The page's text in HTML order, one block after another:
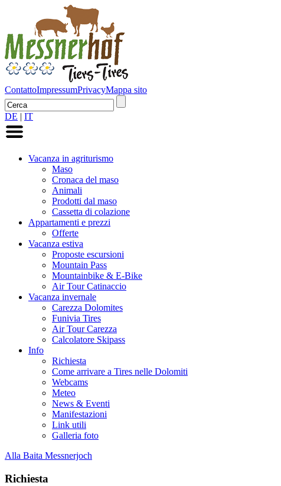
ContattoImpressumPrivacyMappa sito
DE | IT
Vacanza in agriturismo
Maso
Cronaca del maso
Animali
Prodotti dal maso
Cassetta di colazione
Appartamenti e prezzi
Offerte
Vacanza estiva
Proposte escursioni
Mountain Pass
Mountainbike & E-Bike
Air Tour Catinaccio
Vacanza invernale
Carezza Dolomites
Funivia Tires
Air Tour Carezza
Calcolatore Skipass
Info
Richiesta
Come arrivare a Tires nelle Dolomiti
Webcams
Meteo
News & Eventi
Manifestazioni
Link utili
Galleria foto
Alla Baita Messnerjoch
Richiesta